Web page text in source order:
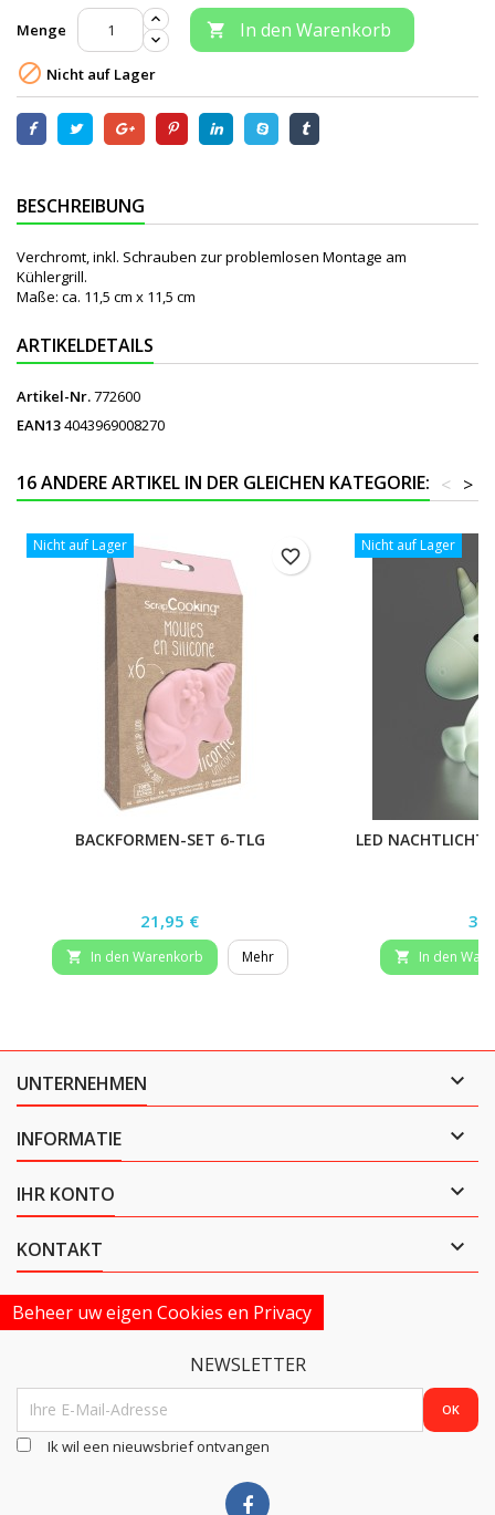
Menge  In den Warenkorb
 Nicht auf Lager
BESCHREIBUNG
Verchromt, inkl. Schrauben zur problemlosen Montage am
Kühlergrill.
Maße: ca. 11,5 cm x 11,5 cm
ARTIKELDETAILS
Artikel-Nr.772600
EAN134043969008270
16 ANDERE ARTIKEL IN DER GLEICHEN KATEGORIE: >
<
Nicht auf Lager
BACKFORMEN-SET 6-TLG
Preis
21,95 €
 In den Warenkorb Mehr
favorite_border
Nicht auf Lager
LED NACHTLICHT,
 In den
UNTERNEHMEN 
INFORMATIE 
IHR KONTO 
KONTAKT 
Beheer uw eigen Cookies en Privacy
NEWSLETTER
Ik wil een nieuwsbrief ontvangen